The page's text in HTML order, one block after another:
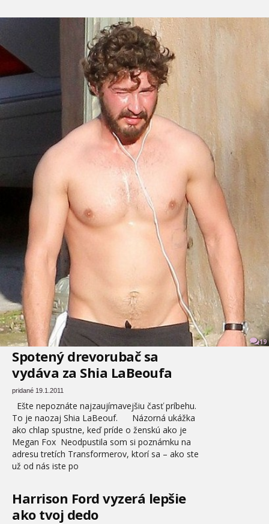
19
Spotený drevorubač sa
vydáva za Shia LaBeoufa
pridané 19.1.2011
Ešte nepoznáte najzaujímavejšiu časť príbehu.
To je naozaj Shia LaBeouf. Názorná ukážka
ako chlap spustne, keď príde o ženskú ako je
Megan Fox Neodpustila som si poznámku na
adresu tretích Transformerov, ktorí sa – ako ste
už od nás iste po
Harrison Ford vyzerá lepšie
ako tvoj dedo